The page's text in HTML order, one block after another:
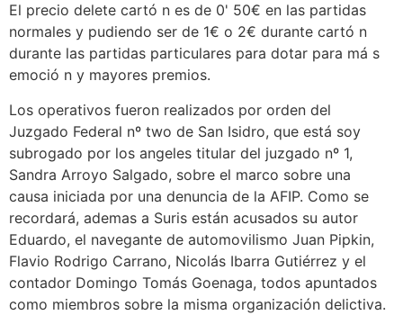
El precio delete cartó n es de 0' 50€ en las partidas
normales y pudiendo ser de 1€ o 2€ durante cartó n
durante las partidas particulares para dotar para má s
emoció n y mayores premios.
Los operativos fueron realizados por orden del
Juzgado Federal nº two de San Isidro, que está soy
subrogado por los angeles titular del juzgado nº 1,
Sandra Arroyo Salgado, sobre el marco sobre una
causa iniciada por una denuncia de la AFIP. Como se
recordará, ademas a Suris están acusados su autor
Eduardo, el navegante de automovilismo Juan Pipkin,
Flavio Rodrigo Carrano, Nicolás Ibarra Gutiérrez y el
contador Domingo Tomás Goenaga, todos apuntados
como miembros sobre la misma organización delictiva.